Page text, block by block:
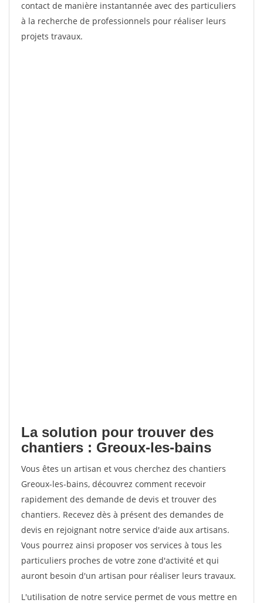
contact de manière instantannée avec des particuliers
à la recherche de professionnels pour réaliser leurs
projets travaux.
La solution pour trouver des
chantiers : Greoux-les-bains
Vous êtes un artisan et vous cherchez des chantiers
Greoux-les-bains, découvrez comment recevoir
rapidement des demande de devis et trouver des
chantiers. Recevez dès à présent des demandes de
devis en rejoignant notre service d'aide aux artisans.
Vous pourrez ainsi proposer vos services à tous les
particuliers proches de votre zone d'activité et qui
auront besoin d'un artisan pour réaliser leurs travaux.
L'utilisation de notre service permet de vous mettre en